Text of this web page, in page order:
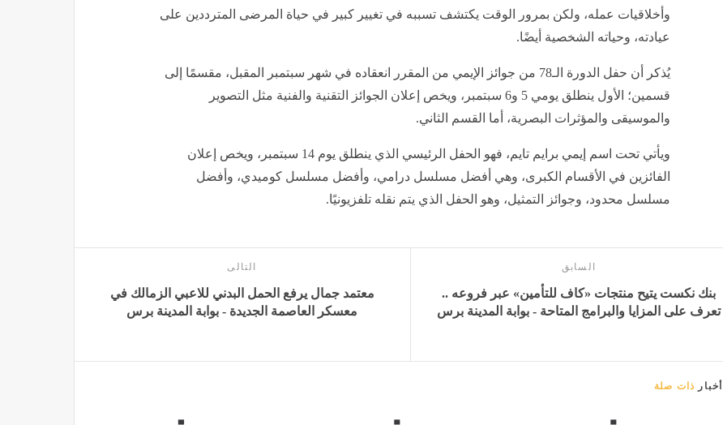
وأخلاقيات عمله، ولكن بمرور الوقت يكتشف تسببه في تغيير كبير في حياة المرضى المترددين على
عيادته، وحياته الشخصية أيضًا.
يُذكر أن حفل الدورة الـ78 من جوائز الإيمي من المقرر انعقاده في شهر سبتمبر المقبل، مقسمًا إلى
قسمين؛ الأول ينطلق يومي 5 و6 سبتمبر، ويخص إعلان الجوائز التقنية والفنية مثل التصوير
والموسيقى والمؤثرات البصرية، أما القسم الثاني.
ويأتي تحت اسم إيمي برايم تايم، فهو الحفل الرئيسي الذي ينطلق يوم 14 سبتمبر، ويخص إعلان
الفائزين في الأقسام الكبرى، وهي أفضل مسلسل درامي، وأفضل مسلسل كوميدي، وأفضل
مسلسل محدود، وجوائز التمثيل، وهو الحفل الذي يتم نقله تلفزيونيًا.
السابق
بنك نكست يتيح منتجات «كاف للتأمين» عبر فروعه ..
تعرف على المزايا والبرامج المتاحة - بوابة المدينة برس
التالى
معتمد جمال يرفع الحمل البدني للاعبي الزمالك في
معسكر العاصمة الجديدة - بوابة المدينة برس
أخبار ذات صلة